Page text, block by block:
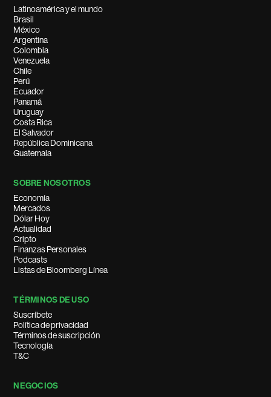
Latinoamérica y el mundo
Brasil
México
Argentina
Colombia
Venezuela
Chile
Perú
Ecuador
Panamá
Uruguay
Costa Rica
El Salvador
República Dominicana
Guatemala
SOBRE NOSOTROS
Economía
Mercados
Dólar Hoy
Actualidad
Cripto
Finanzas Personales
Podcasts
Listas de Bloomberg Línea
TÉRMINOS DE USO
Suscríbete
Política de privacidad
Términos de suscripción
Tecnología
T&C
NEGOCIOS